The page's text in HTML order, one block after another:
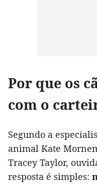
Por que os
com o
Segundo a
animal Kate
Tracey Taylor,
resposta é simples: